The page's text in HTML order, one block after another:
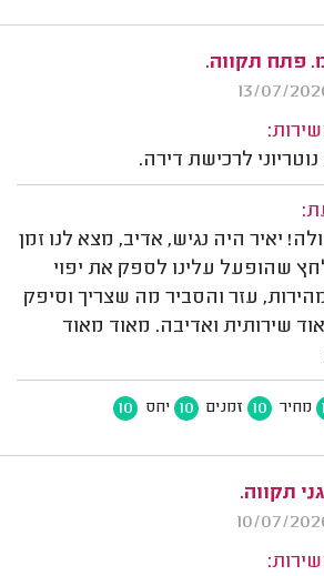
פתח תקווה.
נוטריוני לרכישת דירה.
יאיר היה נגיש, אדיב, מצא לנו זמן
שהופעל עלינו לספק את יפוי
עזר והסביר מה שצריך וסיפק
שירותית ואדיבה. מאוד מאוד
מחיר 10 זמנים 10 יחס 10
תקווה.